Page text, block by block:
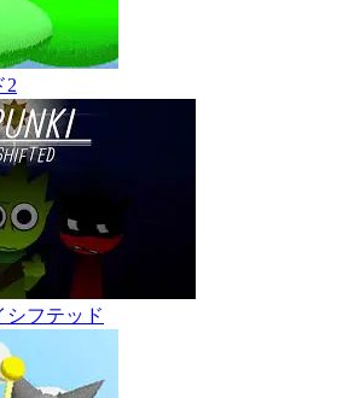
2
シフテッド